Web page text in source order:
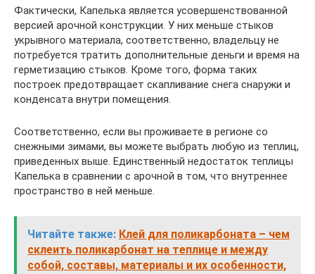
Фактически, Капелька является усовершенствованной
версией арочной конструкции. У них меньше стыков
укрывного материала, соответственно, владельцу не
потребуется тратить дополнительные деньги и время на
герметизацию стыков. Кроме того, форма таких
построек предотвращает скапливание снега снаружи и
конденсата внутри помещения.
Соответственно, если вы проживаете в регионе со
снежными зимами, вы можете выбрать любую из теплиц,
приведенных выше. Единственный недостаток теплицы
Капелька в сравнении с арочной в том, что внутреннее
пространство в ней меньше.
Читайте также: Клей для поликарбоната – чем
склеить поликарбонат на теплице и между
собой, составы, материалы и их особенности,